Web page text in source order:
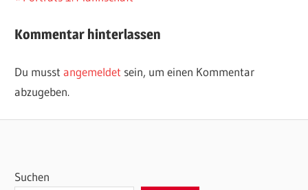
Kommentar hinterlassen
Du musstangemeldet sein, um einen Kommentar
abzugeben.
Suchen